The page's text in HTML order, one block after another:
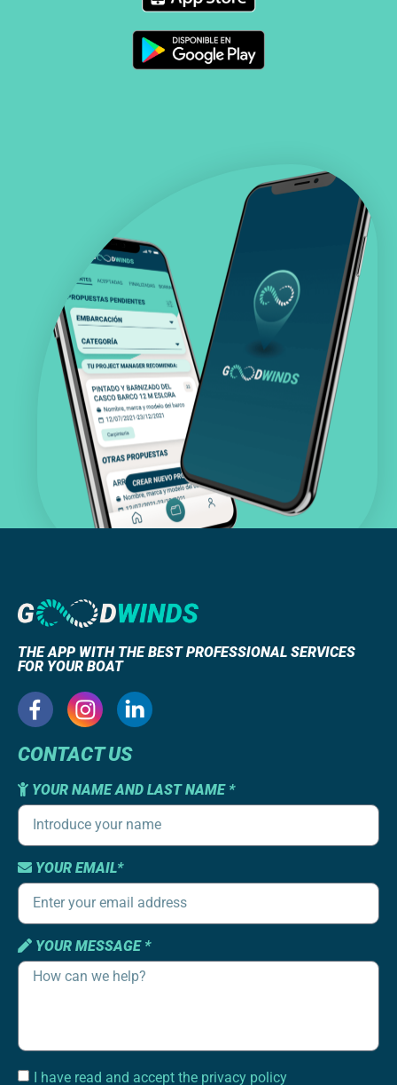
THE APP WITH THE BEST PROFESSIONAL SERVICES
FOR YOUR BOAT
CONTACT US
YOUR NAME AND LAST NAME *
YOUR EMAIL*
YOUR MESSAGE *
I have read and accept the privacy policy